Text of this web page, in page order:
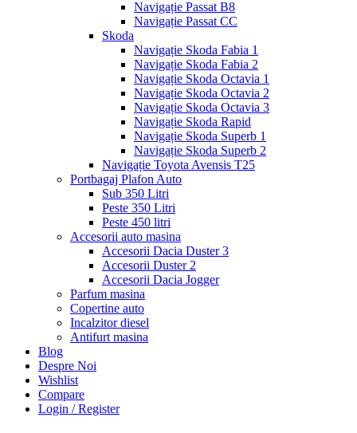
Navigație Passat B8
Navigație Passat CC
Skoda
Navigație Skoda Fabia 1
Navigație Skoda Fabia 2
Navigație Skoda Octavia 1
Navigație Skoda Octavia 2
Navigație Skoda Octavia 3
Navigație Skoda Rapid
Navigație Skoda Superb 1
Navigație Skoda Superb 2
Navigație Toyota Avensis T25
Portbagaj Plafon Auto
Sub 350 Litri
Peste 350 Litri
Peste 450 litri
Accesorii auto masina
Accesorii Dacia Duster 3
Accesorii Duster 2
Accesorii Dacia Jogger
Parfum masina
Copertine auto
Incalzitor diesel
Antifurt masina
Blog
Despre Noi
Wishlist
Compare
Login / Register